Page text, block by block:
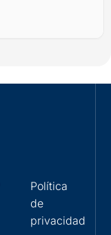
Política
de
privacidad